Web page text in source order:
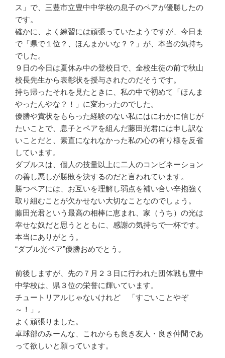
ス」で、三豊市立豊中中学校の息子のペアが優勝したの
です。
確かに、よく練習には頑張っていたようですが、今日ま
で「県で１位？、ほんまかいな？？」が、本当の気持ち
でした。
９日の今日は夏休み中の登校日で、全校生徒の前で秋山
校長先生から表彰状を授与されたのだそうです。
持ち帰ったそれを見たときに、私の中で初めて「ほんま
やったんやな？！」に変わったのでした。
優勝や賞状をもらった経験のない私にはにわかに信じが
たいことで、息子とペアを組んだ藤田光君には申し訳な
いことだと、素直になれなかった私の心の有り様を反省
しています。
ダブルスは、個人の技量以上に二人のコンビネーション
の善し悪しが勝敗を決するのだと言われています。
勝つペアには、お互いを理解し弱点を補い合い辛抱強く
取り組むことが欠かせない大切なことなのでしょう。
藤田光君という最高の相棒に恵まれ、家（うち）の光は
幸せな奴だと思うとともに、感謝の気持ちで一杯です。
本当にありがとう。
“ダブル光ペア”優勝おめでとう。
前後しますが、先の７月２３日に行われた団体戦も豊中
中学校は、県３位の栄誉に輝いています。
チュートリアルじゃないけれど 「すごいことやぞ
～！」。
よく頑張りました。
卓球部のみーんな、これからも良き友人・良き仲間であ
って欲しいと願っています。